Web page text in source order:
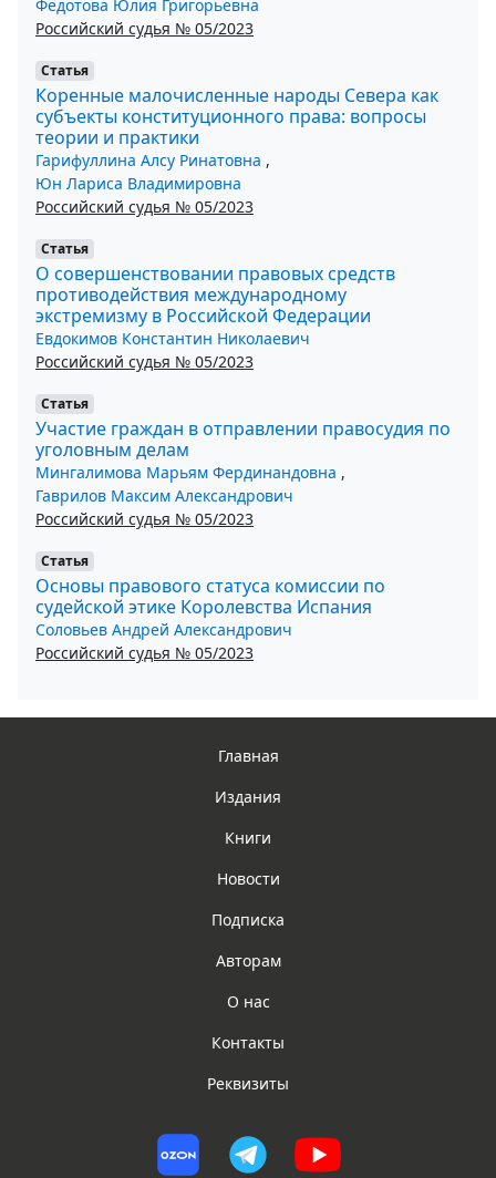
Федотова Юлия Григорьевна
Российский судья № 05/2023
Статья
Коренные малочисленные народы Севера как
субъекты конституционного права: вопросы
теории и практики
Гарифуллина Алсу Ринатовна ,
Юн Лариса Владимировна
Российский судья № 05/2023
Статья
О совершенствовании правовых средств
противодействия международному
экстремизму в Российской Федерации
Евдокимов Константин Николаевич
Российский судья № 05/2023
Статья
Участие граждан в отправлении правосудия по
уголовным делам
Мингалимова Марьям Фердинандовна ,
Гаврилов Максим Александрович
Российский судья № 05/2023
Статья
Основы правового статуса комиссии по
судейской этике Королевства Испания
Соловьев Андрей Александрович
Российский судья № 05/2023
Главная
Издания
Книги
Новости
Подписка
Авторам
О нас
Контакты
Реквизиты